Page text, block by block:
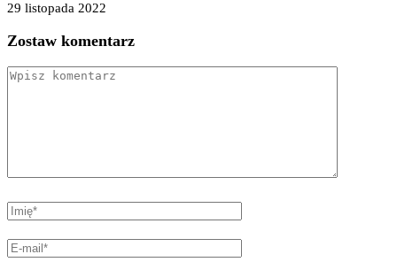
29 listopada 2022
Zostaw komentarz